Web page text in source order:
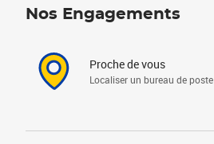
Nos Engagements
Proche de vous
Localiser un bureau de poste